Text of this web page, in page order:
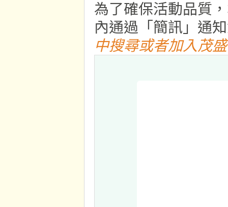
為了確保活動品質
內通過「簡訊」通
中搜尋或者加入茂